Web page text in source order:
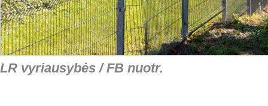
LR vyriausybės / FB nuotr.